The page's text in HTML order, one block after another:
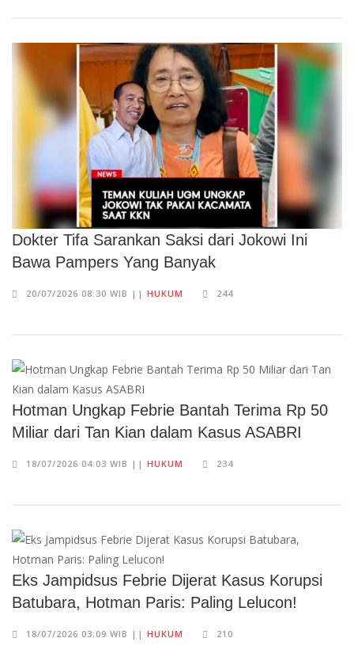
Dokter Tifa Sarankan Saksi dari Jokowi Ini
Bawa Pampers Yang Banyak
20/07/2026 08:30 WIB || HUKUM 244
Hotman Ungkap Febrie Bantah Terima Rp 50
Miliar dari Tan Kian dalam Kasus ASABRI
18/07/2026 04:03 WIB || HUKUM 234
Eks Jampidsus Febrie Dijerat Kasus Korupsi
Batubara, Hotman Paris: Paling Lelucon!
18/07/2026 03:09 WIB || HUKUM 210